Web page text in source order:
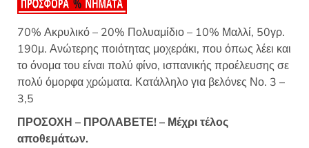
70% Ακρυλικό – 20% Πολυαμίδιο – 10% Μαλλί, 50γρ.
190μ. Ανώτερης ποιότητας μοχεράκι, που όπως λέει και
το όνομα του είναι πολύ φίνο, ισπανικής προέλευσης σε
πολύ όμορφα χρώματα. Κατάλληλο για βελόνες Νο. 3 –
3,5
ΠΡΟΣΟΧΗ – ΠΡΟΛΑΒΕΤΕ! – Μέχρι τέλος
αποθεμάτων.